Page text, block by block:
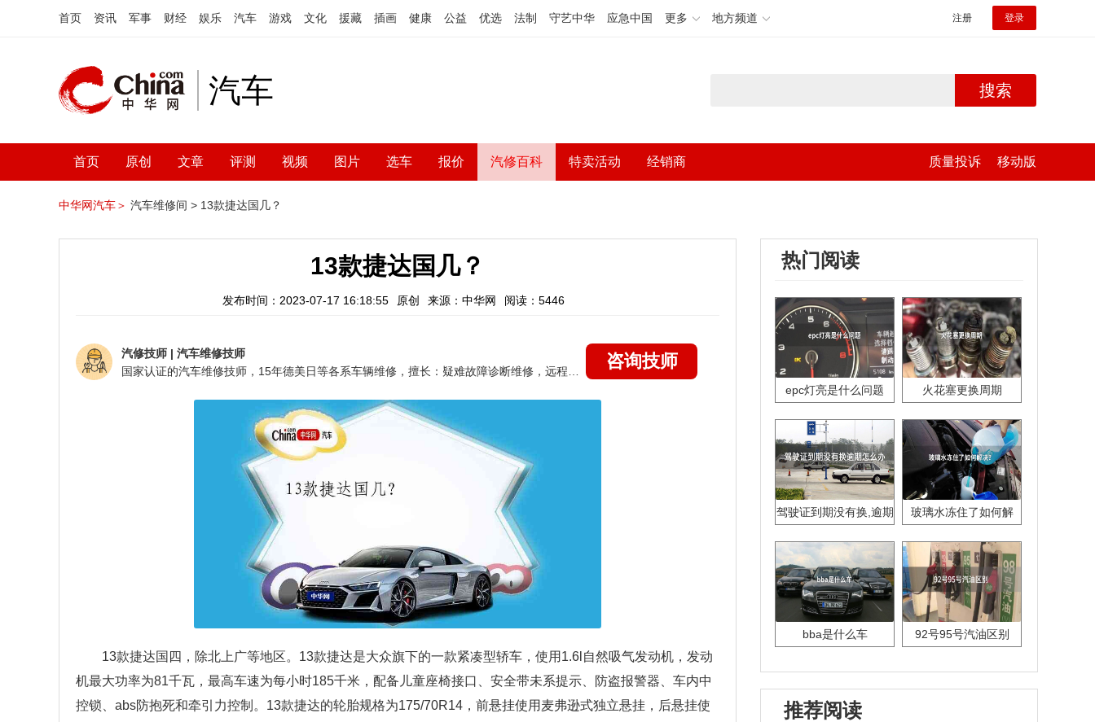
首页 资讯 军事 财经 娱乐 汽车 游戏 文化 援藏 插画 健康 公益 优选 法制 守艺中华 应急中国 更多 地方频道 注册 登录
汽车 搜索
首页 原创 文章 评测 视频 图片 选车 报价 汽修百科 特卖活动 经销商 质量投诉 移动版
中华网汽车＞ 汽车维修间 > 13款捷达国几？
13款捷达国几？
发布时间：2023-07-17 16:18:55 原创 来源：中华网 阅读：5446
汽修技师 | 汽车维修技师
咨询技师
13款捷达国四，除北上广等地区。13款捷达是大众旗下的一款紧凑型轿车，使用1.6l自然吸气发动机，发动
机最大功率为81千瓦，最高车速为每小时185千米，配备儿童座椅接口、安全带未系提示、防盗报警器、车内中
控锁、abs防抱死和牵引力控制。13款捷达的轮胎规格为175/70R14，前悬挂使用麦弗逊式独立悬挂，后悬挂使
热门阅读
epc灯亮是什么问题 火花塞更换周期
驾驶证到期没有换,逾期
玻璃水冻住了如何解
bba是什么车 92号95号汽油区别
推荐阅读